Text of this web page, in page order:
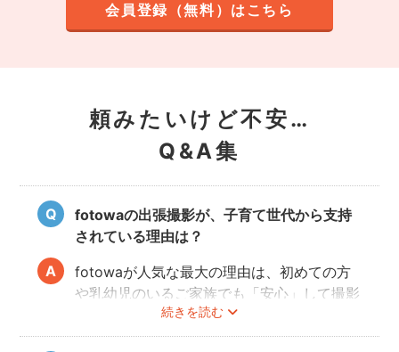
会員登録（無料）はこちら
頼みたいけど不安…
Q&A集
fotowaの出張撮影が、子育て世代から支持
されている理由は？
続きを読む
fotowaが人気な最大の理由は、初めての方
や乳幼児のいるご家族でも「安心」して撮影
を楽しんでいただけることです。
厳しい審査を通過した、赤ちゃん・子どもの